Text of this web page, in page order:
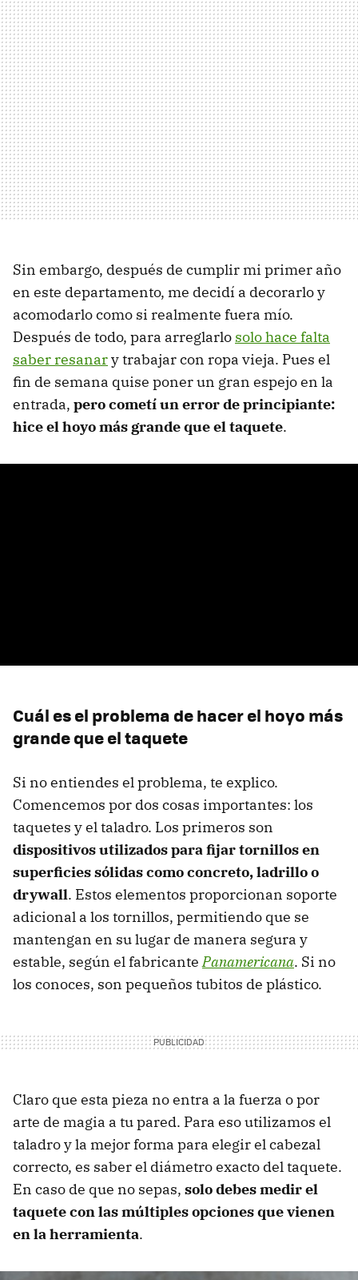
Sin embargo, después de cumplir mi primer año
en este departamento, me decidí a decorarlo y
acomodarlo como si realmente fuera mío.
Después de todo, para arreglarlo solo hace falta
saber resanary trabajar con ropa vieja. Pues el
fin de semana quise poner un gran espejo en la
entrada, pero cometí un error de principiante:
hice el hoyo más grande que el taquete.
Cuál es el problema de hacer el hoyo más
grande que el taquete
Si no entiendes el problema, te explico.
Comencemos por dos cosas importantes: los
taquetes y el taladro. Los primeros son
dispositivos utilizados para fijar tornillos en
superficies sólidas como concreto, ladrillo o
drywall. Estos elementos proporcionan soporte
adicional a los tornillos, permitiendo que se
mantengan en su lugar de manera segura y
estable, según el fabricantePanamericana. Si no
los conoces, son pequeños tubitos de plástico.
Claro que esta pieza no entra a la fuerza o por
arte de magia a tu pared. Para eso utilizamos el
taladro y la mejor forma para elegir el cabezal
correcto, es saber el diámetro exacto del taquete.
En caso de que no sepas, solo debes medir el
taquete con las múltiples opciones que vienen
en la herramienta.